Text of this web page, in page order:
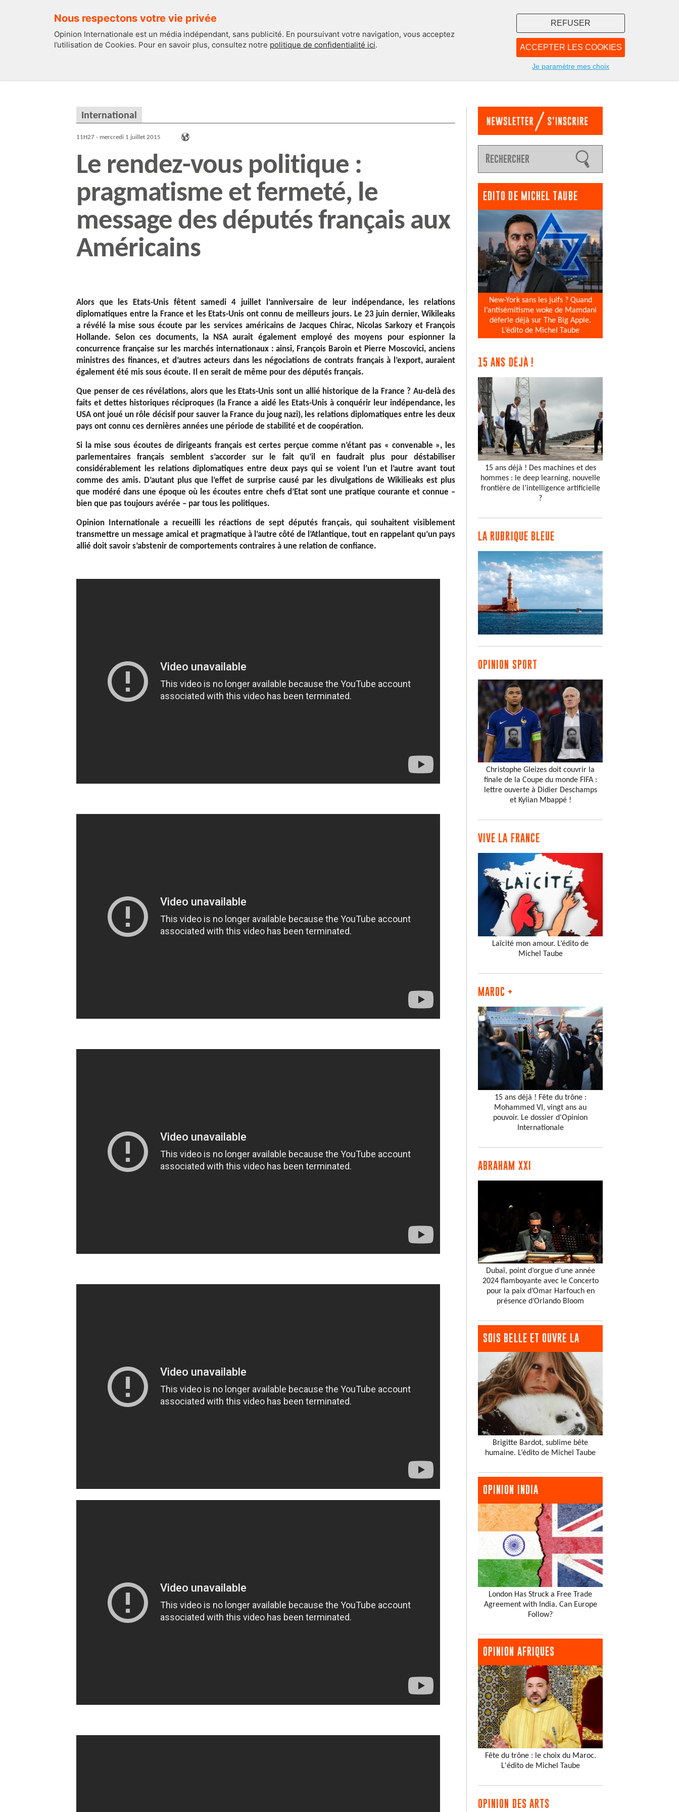
Nous respectons votre vie privée
Opinion Internationale est un média indépendant, sans publicité. En poursuivant votre navigation, vous acceptez
l’utilisation de Cookies. Pour en savoir plus, consultez notre politique de confidentialité ici. ACCEPTER LES COOKIES
REFUSER
Je paramètre mes choix
NOUS
International
11H27 - mercredi 1 juillet 2015
Le rendez-vous politique :
pragmatisme et fermeté, le
message des députés français aux
Américains
Alors que les Etats-Unis fêtent samedi 4 juillet l’anniversaire de leur indépendance, les relations
diplomatiques entre la France et les Etats-Unis ont connu de meilleurs jours. Le 23 juin dernier, Wikileaks
a révélé la mise sous écoute par les services américains de Jacques Chirac, Nicolas Sarkozy et François
Hollande. Selon ces documents, la NSA aurait également employé des moyens pour espionner la
concurrence française sur les marchés internationaux : ainsi, François Baroin et Pierre Moscovici, anciens
ministres des finances, et d’autres acteurs dans les négociations de contrats français à l’export, auraient
également été mis sous écoute. Il en serait de même pour des députés français.
Que penser de ces révélations, alors que les Etats-Unis sont un allié historique de la France ? Au-delà des
faits et dettes historiques réciproques (la France a aidé les Etats-Unis à conquérir leur indépendance, les
USA ont joué un rôle décisif pour sauver la France du joug nazi), les relations diplomatiques entre les deux
pays ont connu ces dernières années une période de stabilité et de coopération.
Si la mise sous écoutes de dirigeants français est certes perçue comme n’étant pas « convenable », les
parlementaires français semblent s’accorder sur le fait qu’il en faudrait plus pour déstabiliser
considérablement les relations diplomatiques entre deux pays qui se voient l’un et l’autre avant tout
comme des amis. D’autant plus que l’effet de surprise causé par les divulgations de Wikilieaks est plus
que modéré dans une époque où les écoutes entre chefs d’Etat sont une pratique courante et connue –
bien que pas toujours avérée – par tous les politiques.
Opinion Internationale a recueilli les réactions de sept députés français, qui souhaitent visiblement
transmettre un message amical et pragmatique à l’autre côté de l’Atlantique, tout en rappelant qu’un pays
allié doit savoir s’abstenir de comportements contraires à une relation de confiance.
EDITO DE MICHEL TAUBE
New-York sans les juifs ? Quand
l’antisémitisme woke de Mamdani
déferle déjà sur The Big Apple.
L’édito de Michel Taube
15 ANS DÉJÀ !
15 ans déjà ! Des machines et des
hommes : le deep learning, nouvelle
frontière de l’intelligence artificielle
?
LA RUBRIQUE BLEUE
OPINION SPORT
Christophe Gleizes doit couvrir la
finale de la Coupe du monde FIFA :
lettre ouverte à Didier Deschamps
et Kylian Mbappé !
VIVE LA FRANCE
Laïcité mon amour. L’édito de
Michel Taube
MAROC +
15 ans déjà ! Fête du trône :
Mohammed VI, vingt ans au
pouvoir. Le dossier d'Opinion
Internationale
ABRAHAM XXI
Dubaï, point d’orgue d’une année
2024 flamboyante avec le Concerto
pour la paix d’Omar Harfouch en
présence d’Orlando Bloom
SOIS BELLE ET OUVRE LA
Brigitte Bardot, sublime bête
humaine. L’édito de Michel Taube
OPINION INDIA
London Has Struck a Free Trade
Agreement with India. Can Europe
Follow?
OPINION AFRIQUES
Fête du trône : le choix du Maroc.
L'édito de Michel Taube
OPINION DES ARTS